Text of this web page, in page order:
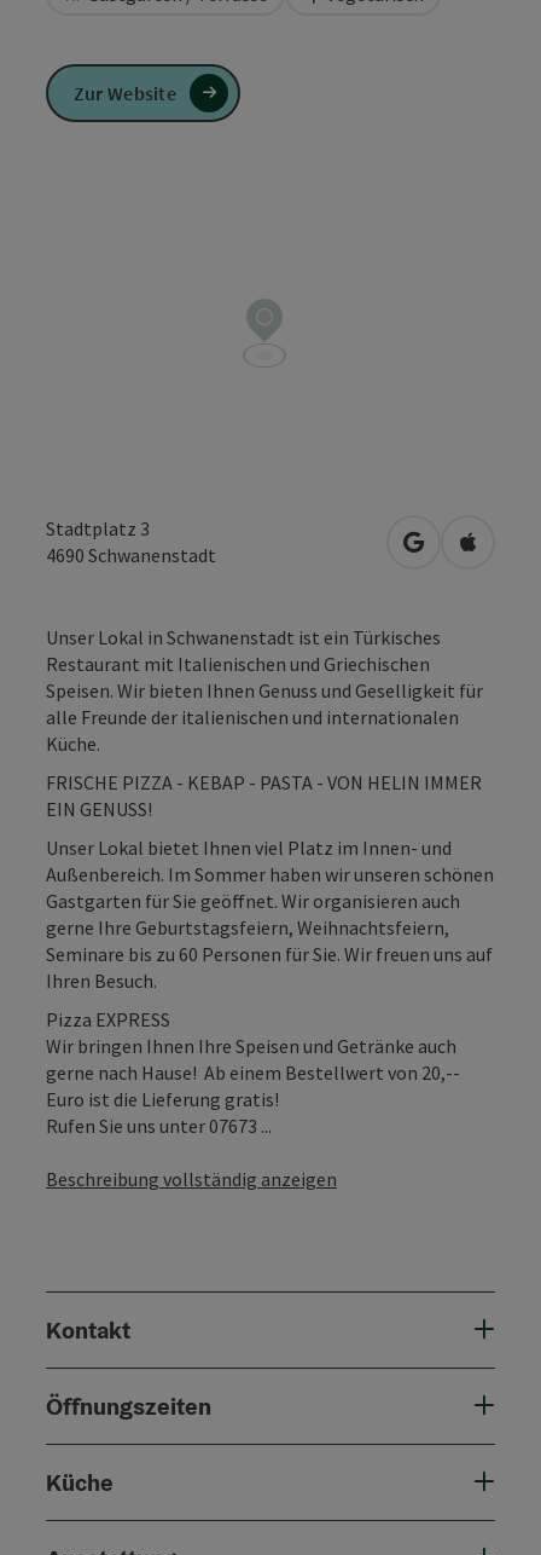
Stadtplatz 3
4690 Schwanenstadt in Google
in
Unser Lokal in Schwanenstadt ist ein Türkisches
Restaurant mit Italienischen und Griechischen
Speisen. Wir bieten Ihnen Genuss und Geselligkeit für
alle Freunde der italienischen und internationalen
Küche.
FRISCHE PIZZA - KEBAP - PASTA - VON HELIN IMMER
EIN GENUSS!
Unser Lokal bietet Ihnen viel Platz im Innen- und
Außenbereich. Im Sommer haben wir unseren schönen
Gastgarten für Sie geöffnet. Wir organisieren auch
gerne Ihre Geburtstagsfeiern, Weihnachtsfeiern,
Seminare bis zu 60 Personen für Sie. Wir freuen uns auf
Ihren Besuch.
Pizza EXPRESS
Wir bringen Ihnen Ihre Speisen und Getränke auch
gerne nach Hause! Ab einem Bestellwert von 20,--
Euro ist die Lieferung gratis!
Rufen Sie uns unter 07673 ...
Beschreibung vollständig anzeigen
Kontakt
Öffnungszeiten
Küche
Zur Website